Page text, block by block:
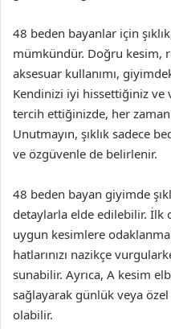
48 beden bayanlar için
mümkündür. Doğru kesim,
aksesuar kullanımı,
Kendinizi iyi hissettiğiniz ve
tercih ettiğinizde, her
Unutmayın, şıklık sadece
ve özgüvenle de belirlenir.
48 beden bayan giyimde
detaylarla elde edilebilir. İlk
uygun kesimlere
hatlarınızı nazikçe
sunabilir. Ayrıca, A kesim
sağlayarak günlük veya
olabilir.